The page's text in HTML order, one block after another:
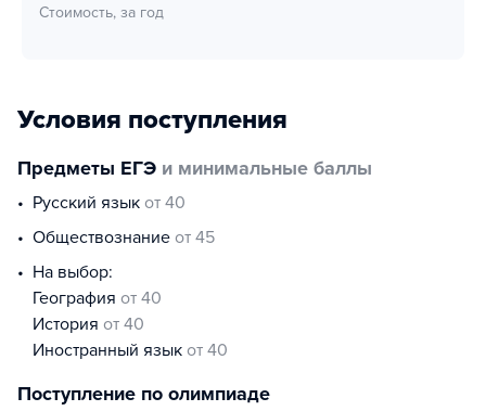
Стоимость, за год
Условия поступления
Предметы ЕГЭ и минимальные баллы
русский язык от 40
обществознание от 45
На выбор:
география от 40
история от 40
иностранный язык от 40
Поступление по олимпиаде